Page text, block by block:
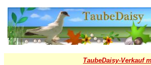
TaubeDaisy-Verkauf